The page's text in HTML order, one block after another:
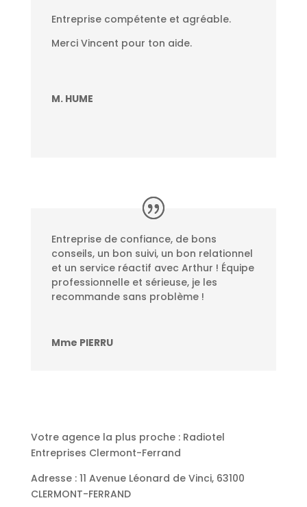
Entreprise compétente et agréable.
Merci Vincent pour ton aide.
M. HUME
Entreprise de confiance, de bons
conseils, un bon suivi, un bon relationnel
et un service réactif avec Arthur ! Équipe
professionnelle et sérieuse, je les
recommande sans problème !
Mme PIERRU
Votre agence la plus proche : Radiotel
Entreprises Clermont-Ferrand
Adresse : 11 Avenue Léonard de Vinci, 63100
CLERMONT-FERRAND